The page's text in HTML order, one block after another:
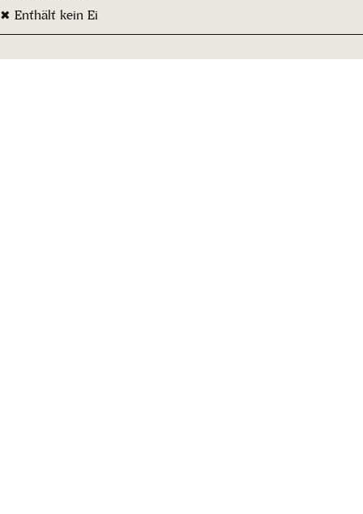
✖ Enthält kein Ei